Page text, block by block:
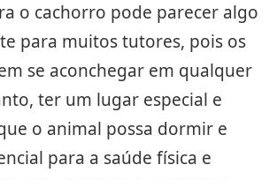
o cachorro pode parecer algo
para muitos tutores, pois os
se aconchegar em qualquer
ter um lugar especial e
o animal possa dormir e
para a saúde física e